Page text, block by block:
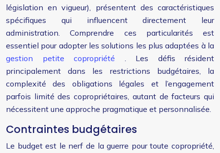
législation en vigueur), présentent des caractéristiques
spécifiques qui influencent directement leur
administration. Comprendre ces particularités est
essentiel pour adopter les solutions les plus adaptées à la
gestion petite copropriété . Les défis résident
principalement dans les restrictions budgétaires, la
complexité des obligations légales et l’engagement
parfois limité des copropriétaires, autant de facteurs qui
nécessitent une approche pragmatique et personnalisée.
Contraintes budgétaires
Le budget est le nerf de la guerre pour toute copropriété,